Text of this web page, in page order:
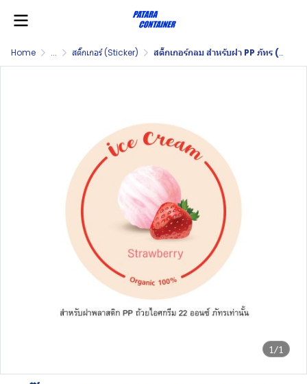
Home ... สติ๊กเกอร์ (Sticker) สติ๊กเกอร์กลม สำหรับฝา PP ภัทร (Stk. for Patara PP Lid)
1/1